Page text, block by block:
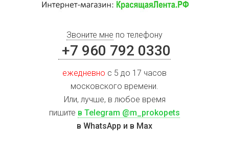
Звоните мне по телефону
+7 960 792 0330
ежедневно с 5 до 17 часов
московского времени.
Или, лучше, в любое время
пишите в Telegram @m_prokopets
в WhatsApp и в Max